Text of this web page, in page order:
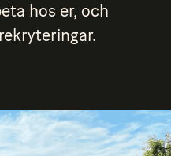
hos er, och